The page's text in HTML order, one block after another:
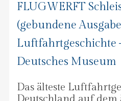
FLUGWERFT
(gebundene
Luftfahrtgeschichte
Deutsches Museum
Das älteste